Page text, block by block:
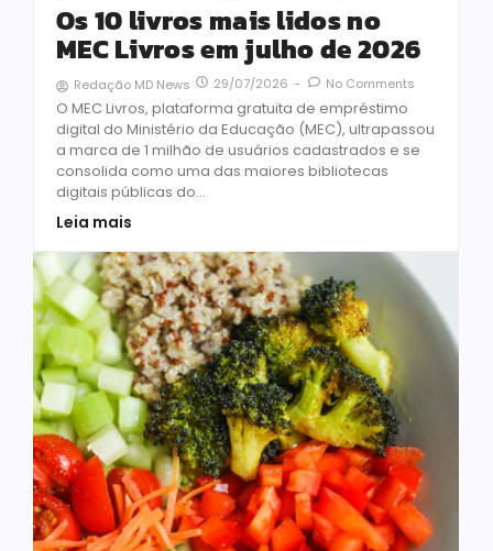
Os 10 livros mais lidos no
MEC Livros em julho de 2026
Redação MD News 29/07/2026 - No Comments
O MEC Livros, plataforma gratuita de empréstimo
digital do Ministério da Educação (MEC), ultrapassou
a marca de 1 milhão de usuários cadastrados e se
consolida como uma das maiores bibliotecas
digitais públicas do...
Leia mais